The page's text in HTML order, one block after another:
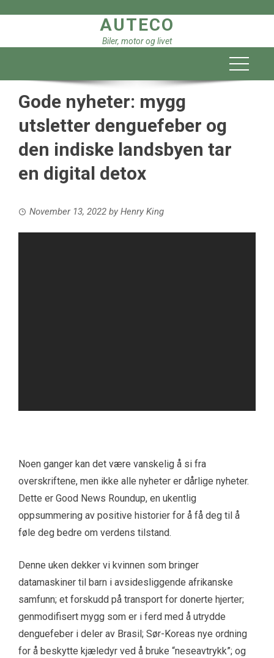
AUTECO
Biler, motor og livet
Gode ​​nyheter: mygg
utsletter denguefeber og
den indiske landsbyen tar
en digital detox
November 13, 2022 by Henry King
Noen ganger kan det være vanskelig å si fra
overskriftene, men ikke alle nyheter er dårlige nyheter.
Dette er Good News Roundup, en ukentlig
oppsummering av positive historier for å få deg til å
føle deg bedre om verdens tilstand.
Denne uken dekker vi kvinnen som bringer
datamaskiner til barn i avsidesliggende afrikanske
samfunn; et forskudd på transport for donerte hjerter;
genmodifisert mygg som er i ferd med å utrydde
denguefeber i deler av Brasil; Sør-Koreas nye ordning
for å beskytte kjæledyr ved å bruke “neseavtrykk”; og